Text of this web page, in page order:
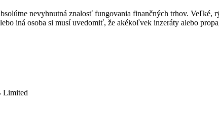
nevyhnutná znalosť fungovania finančných trhov.
iná osoba si musí uvedomiť, že akékoľvek inzeráty alebo
Limited